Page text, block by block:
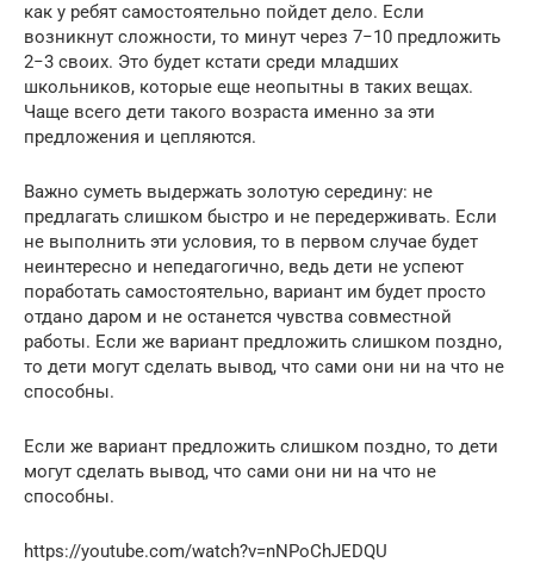
как у ребят самостоятельно пойдет дело. Если
возникнут сложности, то минут через 7−10 предложить
2−3 своих. Это будет кстати среди младших
школьников, которые еще неопытны в таких вещах.
Чаще всего дети такого возраста именно за эти
предложения и цепляются.
Важно суметь выдержать золотую середину: не
предлагать слишком быстро и не передерживать. Если
не выполнить эти условия, то в первом случае будет
неинтересно и непедагогично, ведь дети не успеют
поработать самостоятельно, вариант им будет просто
отдано даром и не останется чувства совместной
работы. Если же вариант предложить слишком поздно,
то дети могут сделать вывод, что сами они ни на что не
способны.
Если же вариант предложить слишком поздно, то дети
могут сделать вывод, что сами они ни на что не
способны.
https://youtube.com/watch?v=nNPoChJEDQU